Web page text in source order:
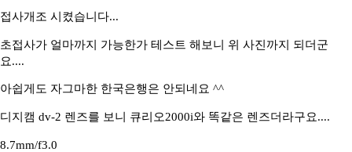
접사개조 시켰습니다...
초접사가 얼마까지 가능한가 테스트 해보니 위 사진까지 되더군
요....
아쉽게도 자그마한 한국은행은 안되네요 ^^
디지캠 dv-2 렌즈를 보니 큐리오2000i와 똑같은 렌즈더라구요....
8.7mm/f3.0